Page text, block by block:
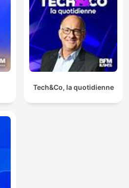
Tech&Co, la quotidienne